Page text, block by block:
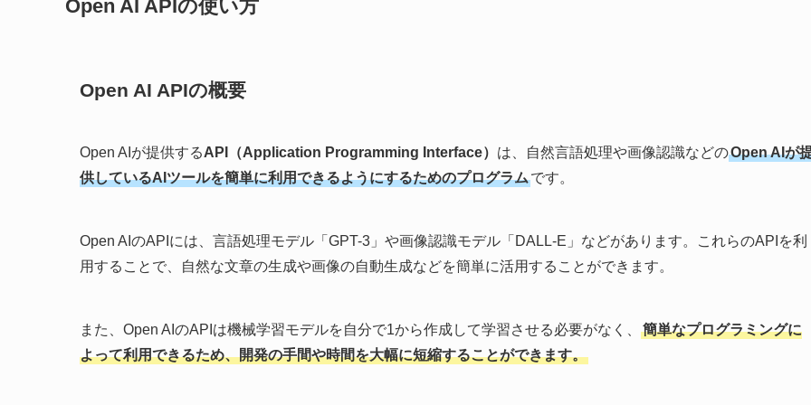
Open AI APIの使い方
Open AI APIの概要
Open AIが提供するAPI（Application Programming Interface） は、自然言語処理や画像認識などのOpen AIが
供しているAIツールを簡単に利用できるようにするためのプログラムです。
Open AIのAPIには、言語処理モデル「GPT-3」や画像認識モデル「DALL-E」などがあります。これらのAPIを利
用することで、自然な文章の生成や画像の自動生成などを簡単に活用することができます。
また、Open AIのAPIは機械学習モデルを自分で1から作成して学習させる必要がなく、
簡単なプログラミングに
よって利用できるため、開発の手間や時間を大幅に短縮することができます。